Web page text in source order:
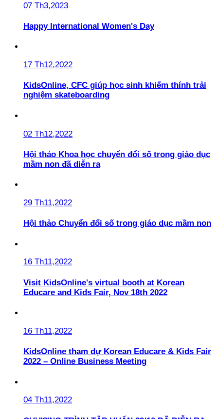
07 Th3,2023
Happy International Women's Day
17 Th12,2022
KidsOnline, CFC giúp học sinh khiếm thính trải
nghiệm skateboarding
02 Th12,2022
Hội thảo Khoa học chuyển đổi số trong giáo dục
mầm non đã diễn ra
29 Th11,2022
Hội thảo Chuyển đổi số trong giáo dục mầm non
16 Th11,2022
Visit KidsOnline's virtual booth at Korean
Educare and Kids Fair, Nov 18th 2022
16 Th11,2022
KidsOnline tham dự Korean Educare & Kids Fair
2022 – Online Business Meeting
04 Th11,2022